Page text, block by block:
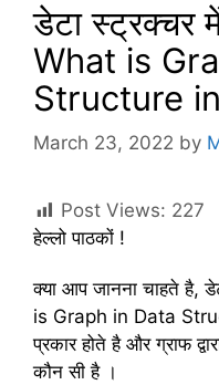
डेटा स्ट्रक्चर
What is
Structure
March 23, 2022 by
Post Views: 227
हेल्लो पाठकों !
क्या आप जानना चाहते है,
is Graph in Data
प्रकार होते है और ग्राफ
कौन सी है ।